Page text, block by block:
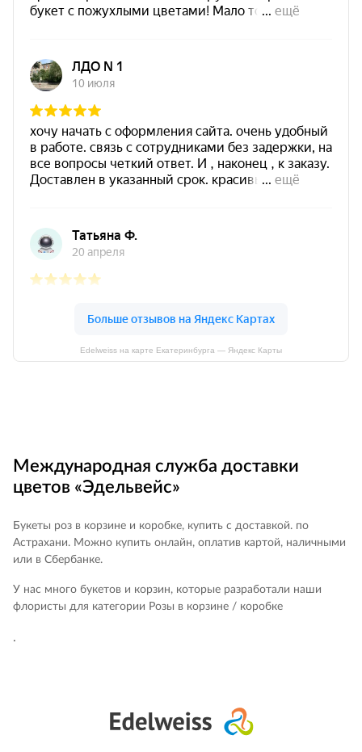
Edelweiss на карте Екатеринбурга — Яндекс Карты
Международная служба доставки
цветов «Эдельвейс»
Букеты роз в корзине и коробке, купить с доставкой. по
Астрахани. Можно купить онлайн, оплатив картой, наличными
или в Сбербанке.
У нас много букетов и корзин, которые разработали наши
флористы для категории Розы в корзине / коробке
.